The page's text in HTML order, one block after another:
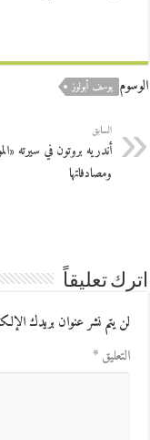
الوسوم يوسف أبولوز
السابق
أندريه بروتون في سيرته
ومصادفاتها
اترك تعليقاً
لن يتم نشر عنوان بريدك
التعليق*